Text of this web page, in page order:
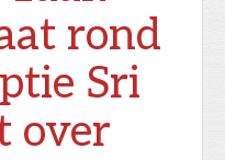
rond
Sri
over